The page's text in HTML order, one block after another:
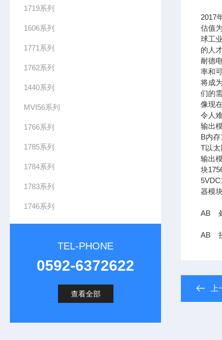
1719系列
1606系列
1771系列
1762系列
1440系列
MVI56系列
1766系列
1785系列
1784系列
1783系列
1746系列
TEL-PHONE
0592-6372622
查看全部
2017
估值
球工
的人
耐德
率和
将成
们的
像现
令人
输出
B内
T以太
输出
块
器模
AB
AB